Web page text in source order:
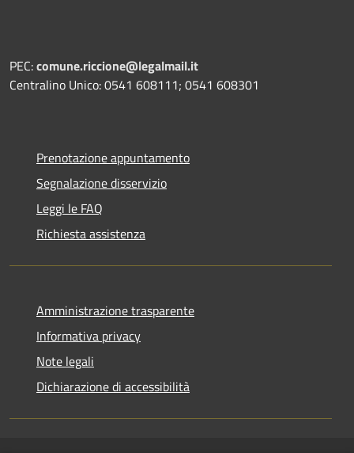
PEC:comune.riccione@legalmail.it
Centralino Unico: 0541 608111; 0541 608301
Prenotazione appuntamento
Segnalazione disservizio
Leggi le FAQ
Richiesta assistenza
Amministrazione trasparente
Informativa privacy
Note legali
Dichiarazione di accessibilità